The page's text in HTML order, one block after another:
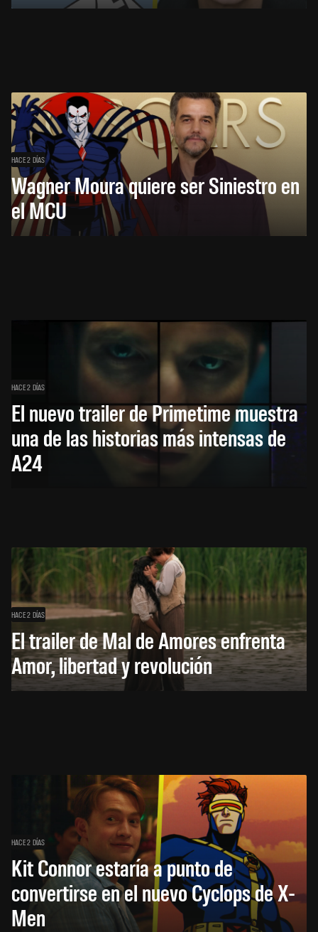
HACE 2 DÍAS
Wagner Moura quiere ser Siniestro en
el MCU
HACE 2 DÍAS
El nuevo trailer de Primetime muestra
una de las historias más intensas de
A24
HACE 2 DÍAS
El trailer de Mal de Amores enfrenta
Amor, libertad y revolución
HACE 2 DÍAS
Kit Connor estaría a punto de
convertirse en el nuevo Cyclops de X-
Men